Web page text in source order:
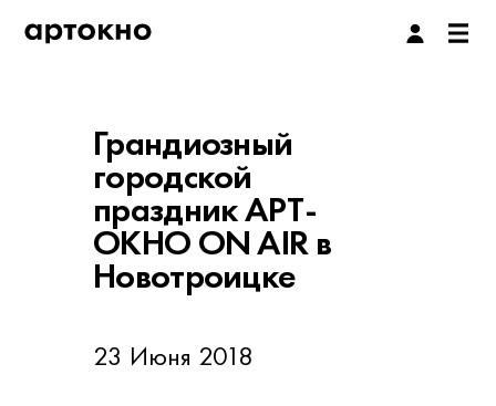
Грандиозный
городской
праздник АРТ-
ОКНО ON AIR в
Новотроицке
23 Июня 2018